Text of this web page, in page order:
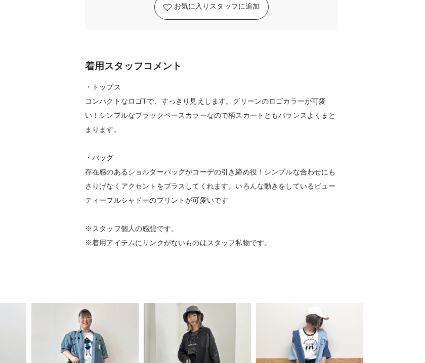
お気に入りスタッフに追加
着用スタッフコメント
・トップス
コンパクトなロゴTで、すっきり見えします。グリーンのロゴカラーが可愛
い！シンプルなブラックベースカラーなので柄スカートともバランスよくまと
まります。
・バッグ
存在感のあるショルダーバッグがコーデの引き締め役！シンプルな合わせにも
さりげなくアクセントをプラスしてくれます。いろんな動きをしているビュー
ティーフルシャドーのプリントが可愛いです
※スタッフ個人の感想です。
※着用アイテムにリンクがないものはスタッフ私物です。